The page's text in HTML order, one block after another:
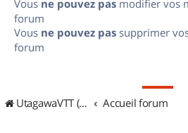
Vous ne pouvez pas modifier vos
forum
Vous ne pouvez pas supprimer
forum
UtagawaVTT (Randos VTT et VTTAE avec traces GPS) Accueil forum